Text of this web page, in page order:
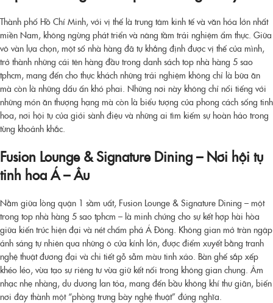
Thành phố Hồ Chí Minh, với vị thế là trung tâm kinh tế và văn hóa lớn nhất
miền Nam, không ngừng phát triển và nâng tầm trải nghiệm ẩm thực. Giữa
vô vàn lựa chọn, một số nhà hàng đã tự khẳng định được vị thế của mình,
trở thành những cái tên hàng đầu trong danh sách top nhà hàng 5 sao
tphcm, mang đến cho thực khách những trải nghiệm không chỉ là bữa ăn
mà còn là những dấu ấn khó phai. Những nơi này không chỉ nổi tiếng với
những món ăn thượng hạng mà còn là biểu tượng của phong cách sống tinh
hoa, nơi hội tụ của giới sành điệu và những ai tìm kiếm sự hoàn hảo trong
từng khoảnh khắc.
Fusion Lounge & Signature Dining – Nơi hội tụ
tinh hoa Á – Âu
Nằm giữa lòng quận 1 sầm uất, Fusion Lounge & Signature Dining – một
trong top nhà hàng 5 sao tphcm – là minh chứng cho sự kết hợp hài hòa
giữa kiến trúc hiện đại và nét chấm phá Á Đông. Không gian mở tràn ngập
ánh sáng tự nhiên qua những ô cửa kính lớn, được điểm xuyết bằng tranh
nghệ thuật đương đại và chi tiết gỗ sẫm màu tinh xảo. Bàn ghế sắp xếp
khéo léo, vừa tạo sự riêng tư vừa giữ kết nối trong không gian chung. Âm
nhạc nhẹ nhàng, du dương lan tỏa, mang đến bầu không khí thư giãn, biến
nơi đây thành một “phòng trưng bày nghệ thuật” đúng nghĩa.